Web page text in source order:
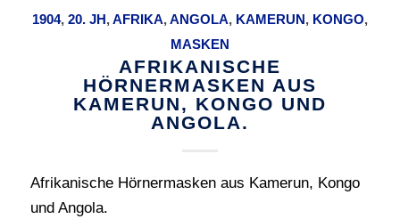
1904, 20. JH,AFRIKA,ANGOLA, KAMERUN, KONGO,
MASKEN
AFRIKANISCHE
HÖRNERMASKEN AUS
KAMERUN, KONGO UND
ANGOLA.
Afrikanische Hörnermasken aus Kamerun, Kongo
und Angola.